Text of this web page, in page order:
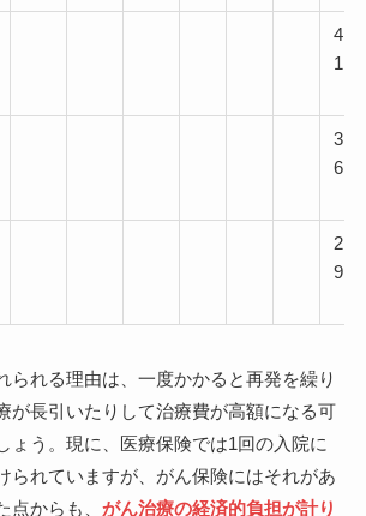
4
1％
3
6％
2
9％
られる理由は、一度かかると再発を繰り
が長引いたりして治療費が高額になる可
ょう。現に、医療保険では1回の入院に
られていますが、がん保険にはそれがあ
点からも、 がん治療の経済的負担が計り